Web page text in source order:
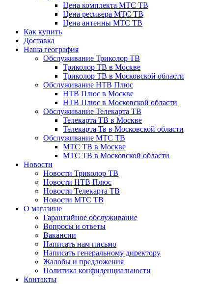
Цена комплекта МТС ТВ
Цена ресивера МТС ТВ
Цена антенны МТС ТВ
Как купить
Доставка
Наша география
Обслуживание Триколор ТВ
Триколор ТВ в Москве
Триколор ТВ в Московской области
Обслуживание НТВ Плюс
НТВ Плюс в Москве
НТВ Плюс в Московской области
Обслуживание Телекарта ТВ
Телекарта ТВ в Москве
Телекарта Тв в Московской области
Обслуживание МТС ТВ
МТС ТВ в Москве
МТС ТВ в Московской области
Новости
Новости Триколор ТВ
Новости НТВ Плюс
Новости Телекарта ТВ
Новости МТС ТВ
О магазине
Гарантийное обслуживание
Вопросы и ответы
Вакансии
Написать нам письмо
Написать генеральному директору
Жалобы и предложения
Политика конфиденциальности
Контакты